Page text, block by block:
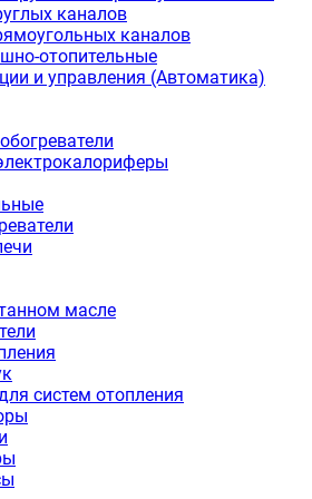
каналов
каналов
отопительные
и управления (Автоматика)
масле
систем отопления